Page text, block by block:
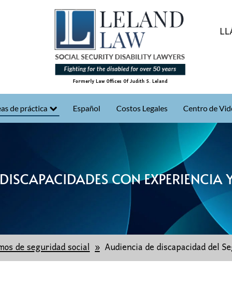
Formerly Law Offices Of Judith S. Leland
de práctica Español Costos Legales Centro de
CON EXPERIENCIA
de seguridad social Audiencia de discapacidad del